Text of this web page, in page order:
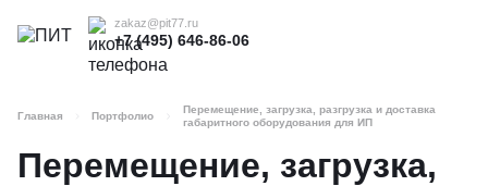
zakaz@pit77.ru
+7 (495) 646-86-06
Главная Портфолио
Перемещение, загрузка, разгрузка и доставка
габаритного оборудования для ИП
Перемещение, загрузка,